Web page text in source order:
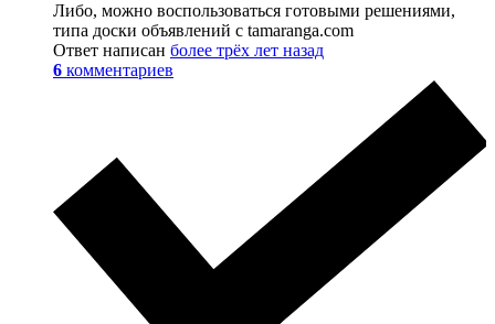
Либо, можно воспользоваться готовыми решениями,
типа доски объявлений с tamaranga.com
Ответ написан более трёх лет назад
6 комментариев